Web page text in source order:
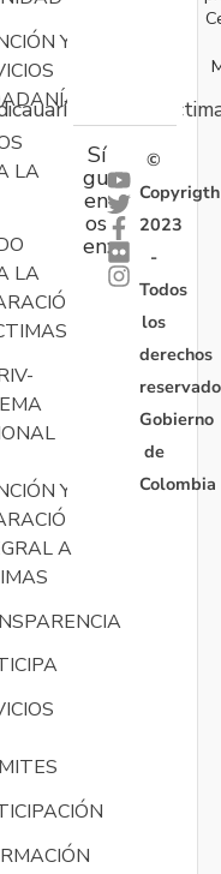
Y
LA
LA
Y
A
Sí
gu
en
os
en:
©
Copyrigth
2023
-
Todos
los
derechos
Gobierno
de
Colombia